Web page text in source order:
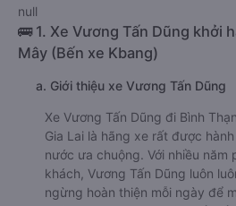
null
🚌 1. Xe Vương Tấn Dũng khởi
Mây (Bến xe Kbang)
a. Giới thiệu xe Vương Tấn Dũng
Xe Vương Tấn Dũng đi Bình
Gia Lai là hãng xe rất được
nước ưa chuộng. Với nhiều năm
khách, Vương Tấn Dũng luôn
ngừng hoàn thiện mỗi ngày để